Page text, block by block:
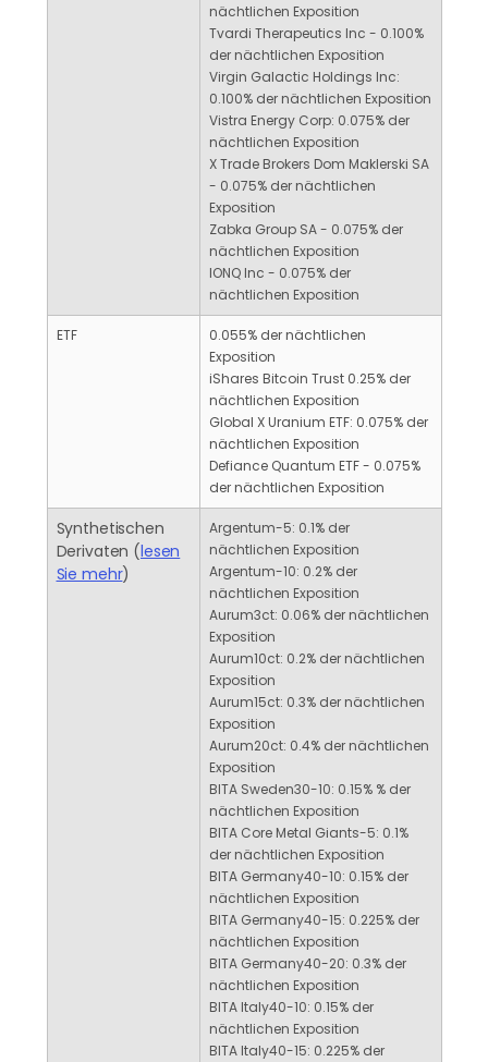
nächtlichen Exposition
Tvardi Therapeutics Inc - 0.100%
der nächtlichen Exposition
Virgin Galactic Holdings Inc:
0.100% der nächtlichen Exposition
Vistra Energy Corp: 0.075% der
nächtlichen Exposition
X Trade Brokers Dom Maklerski SA
- 0.075% der nächtlichen
Exposition
Zabka Group SA - 0.075% der
nächtlichen Exposition
IONQ Inc - 0.075% der
nächtlichen Exposition
ETF
0.055% der nächtlichen
Exposition
iShares Bitcoin Trust 0.25% der
nächtlichen Exposition
Global X Uranium ETF: 0.075% der
nächtlichen Exposition
Defiance Quantum ETF - 0.075%
der nächtlichen Exposition
Synthetischen
Derivaten (lesen
Sie mehr)
Argentum-5: 0.1% der
nächtlichen Exposition
Argentum-10: 0.2% der
nächtlichen Exposition
Aurum3ct: 0.06% der nächtlichen
Exposition
Aurum10ct: 0.2% der nächtlichen
Exposition
Aurum15ct: 0.3% der nächtlichen
Exposition
Aurum20ct: 0.4% der nächtlichen
Exposition
BITA Sweden30-10: 0.15% % der
nächtlichen Exposition
BITA Core Metal Giants-5: 0.1%
der nächtlichen Exposition
BITA Germany40-10: 0.15% der
nächtlichen Exposition
BITA Germany40-15: 0.225% der
nächtlichen Exposition
BITA Germany40-20: 0.3% der
nächtlichen Exposition
BITA Italy40-10: 0.15% der
nächtlichen Exposition
BITA Italy40-15: 0.225% der